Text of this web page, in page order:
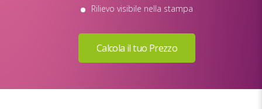
Rilievo visibile nella stampa